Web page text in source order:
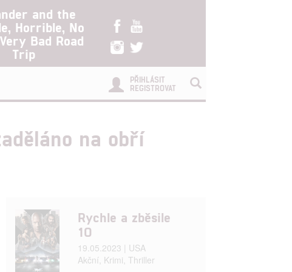
and the
Horrible, No
Bad Road
Trip
PŘIHLÁSIT
REGISTROVAT
na obří
Rychle a zběsile
10
19.05.2023 | USA
Akční, Krimi, Thriller